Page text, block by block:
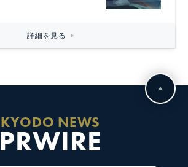
詳細を見る
KYODO NEWS
PRWIRE